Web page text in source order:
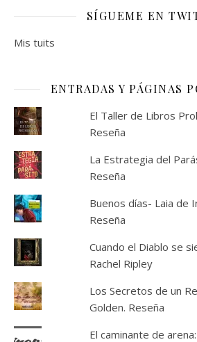
SÍGUEME EN
Mis tuits
ENTRADAS Y PÁGINAS
El Taller de Libros
Reseña
La Estrategia del
Reseña
Buenos días- Laia de
Reseña
Cuando el Diablo se
Rachel Ripley
Los Secretos de un
Golden. Reseña
El caminante de